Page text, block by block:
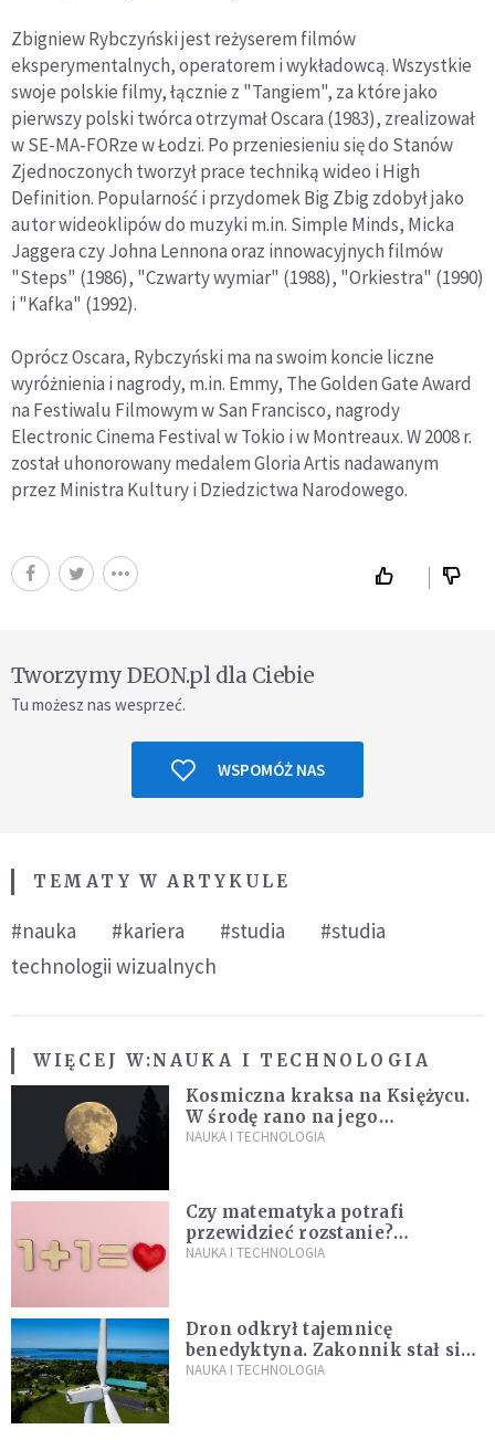
Zbigniew Rybczyński jest reżyserem filmów
eksperymentalnych, operatorem i wykładowcą. Wszystkie
swoje polskie filmy, łącznie z "Tangiem", za które jako
pierwszy polski twórca otrzymał Oscara (1983), zrealizował
w SE-MA-FORze w Łodzi. Po przeniesieniu się do Stanów
Zjednoczonych tworzył prace techniką wideo i High
Definition. Popularność i przydomek Big Zbig zdobył jako
autor wideoklipów do muzyki m.in. Simple Minds, Micka
Jaggera czy Johna Lennona oraz innowacyjnych filmów
"Steps" (1986), "Czwarty wymiar" (1988), "Orkiestra" (1990)
i "Kafka" (1992).
Oprócz Oscara, Rybczyński ma na swoim koncie liczne
wyróżnienia i nagrody, m.in. Emmy, The Golden Gate Award
na Festiwalu Filmowym w San Francisco, nagrody
Electronic Cinema Festival w Tokio i w Montreaux. W 2008 r.
został uhonorowany medalem Gloria Artis nadawanym
przez Ministra Kultury i Dziedzictwa Narodowego.
Tworzymy DEON.pl dla Ciebie
Tu możesz nas wesprzeć.
WSPOMÓŻ NAS
TEMATY W ARTYKULE
#nauka #kariera #studia
#studia
technologii wizualnych
WIĘCEJ W:NAUKA I TECHNOLOGIA
Kosmiczna kraksa na Księżycu.
W środę rano na jego
powierzchni dojdzie do
NAUKA I TECHNOLOGIA
Czy matematyka potrafi
przewidzieć rozstanie?
Naukowcy stworzyli model
NAUKA I TECHNOLOGIA
Dron odkrył tajemnicę
benedyktyna. Zakonnik stał się
sławny
NAUKA I TECHNOLOGIA